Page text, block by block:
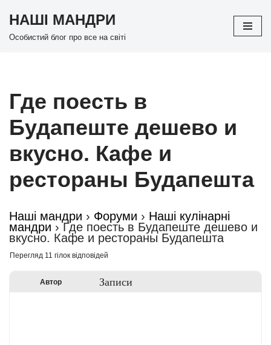
Перейти
НАШІ МАНДРИ
Особистий блог про все на світі
Где поесть в
Будапеште дешево и
вкусно. Кафе и
рестораны Будапешта
Наші мандри › Форуми › Наші кулінарні
мандри › Где поесть в Будапеште дешево и
вкусно. Кафе и рестораны Будапешта
Перегляд 11 гілок відповідей
Автор Записи